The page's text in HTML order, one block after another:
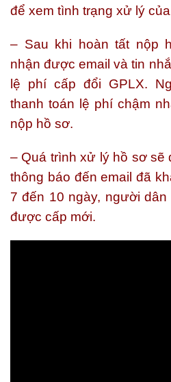
để xem tình trạng xử lý
– Sau khi hoàn tất nộp
nhận được email và tin
lệ phí cấp đổi GPLX.
thanh toán lệ phí chậm
nộp hồ sơ.
– Quá trình xử lý hồ sơ sẽ
thông báo đến email đã
7 đến 10 ngày, người
được cấp mới.